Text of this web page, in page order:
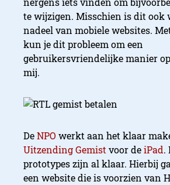
te wijzigen. Misschien is dit ook
nadeel van mobiele websites.
kun je dit probleem om een
gebruikersvriendelijke manier
mij.
DeNPO werkt aan het klaar
Uitzending Gemistvoor deiPad.
prototypes zijn al klaar. Hierbij
een website die is voorzien van